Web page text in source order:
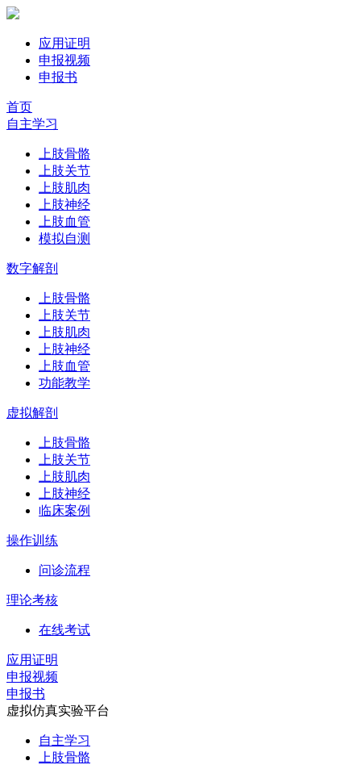
应用证明
申报视频
申报书
首页
自主学习
上肢骨骼
上肢关节
上肢肌肉
上肢神经
上肢血管
模拟自测
数字解剖
上肢骨骼
上肢关节
上肢肌肉
上肢神经
上肢血管
功能教学
虚拟解剖
上肢骨骼
上肢关节
上肢肌肉
上肢神经
临床案例
操作训练
问诊流程
理论考核
在线考试
应用证明
申报视频
申报书
虚拟仿真实验平台
自主学习
上肢骨骼